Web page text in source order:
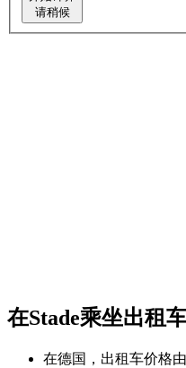
请稍候
在Stade乘坐出租
在德国，出租车价格